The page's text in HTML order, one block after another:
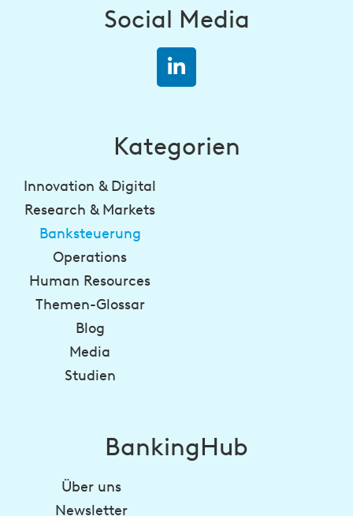
Social Media
Kategorien
Innovation & Digital
Research & Markets
Banksteuerung
Operations
Human Resources
Themen-Glossar
Blog
Media
Studien
BankingHub
Über uns
Newsletter